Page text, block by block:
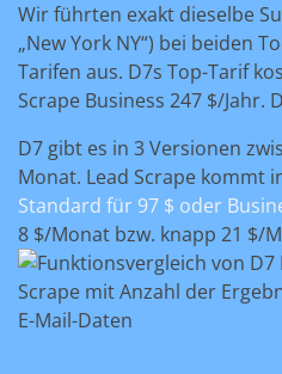
Wir führten exakt dieselbe
„New York NY“) bei beiden
Tarifen aus. D7s Top-Tarif
Scrape Business 247 $/Jahr.
D7 gibt es in 3 Versionen
Monat. Lead Scrape kommt
Standard für 97 $ oder
8 $/Monat bzw. knapp 21 $/